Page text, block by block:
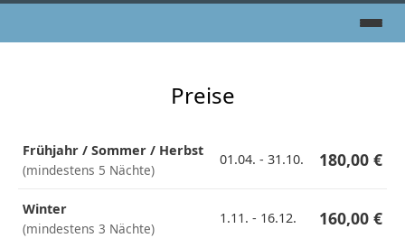
Preise
Frühjahr / Sommer / Herbst
(mindestens 5 Nächte)
01.04. - 31.10. 180,00 €
Winter
(mindestens 3 Nächte)
1.11. - 16.12. 160,00 €